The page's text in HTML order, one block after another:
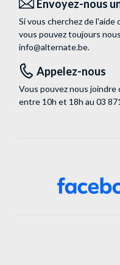
Envoyez-nous
Si vous cherchez de l'aide
vous pouvez toujours
info@alternate.be.
Appelez-nous
Vous pouvez nous joindre
entre 10h et 18h au 03